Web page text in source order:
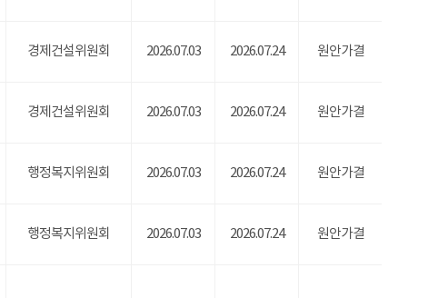
경제건설위원회 2026.07.03 2026.07.24 원안가결
경제건설위원회 2026.07.03 2026.07.24 원안가결
행정복지위원회 2026.07.03 2026.07.24 원안가결
행정복지위원회 2026.07.03 2026.07.24 원안가결